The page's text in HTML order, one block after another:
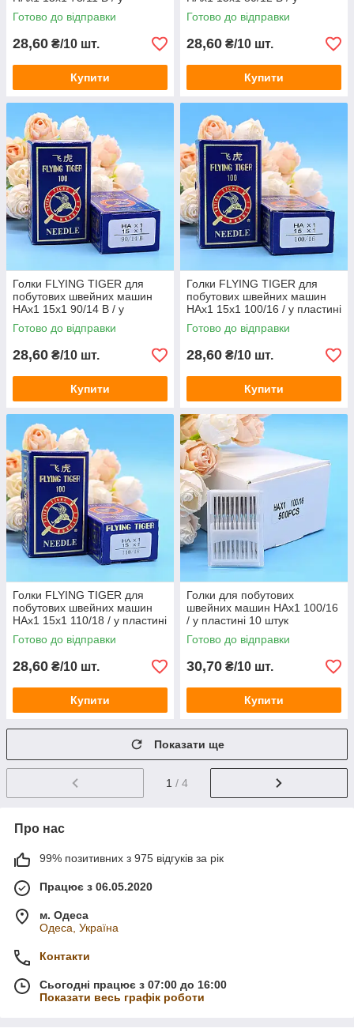
пластині 10 штук
Готово до відправки
28,60 ₴/10 шт.
Купити
пластині 10 штук
Готово до відправки
28,60 ₴/10 шт.
Купити
Голки FLYING TIGER для
побутових швейних машин
HAx1 15x1 90/14 B / у
пластині 10 штук
Готово до відправки
28,60 ₴/10 шт.
Купити
Голки FLYING TIGER для
побутових швейних машин
HAx1 15x1 100/16 / у пластині
10 штук
Готово до відправки
28,60 ₴/10 шт.
Купити
Голки FLYING TIGER для
побутових швейних машин
HAx1 15x1 110/18 / у пластині
10 штук
Готово до відправки
28,60 ₴/10 шт.
Купити
Голки для побутових
швейних машин HAx1 100/16
/ у пластині 10 штук
Готово до відправки
30,70 ₴/10 шт.
Купити
Показати ще
1 / 4
Про нас
99% позитивних з 975 відгуків за рік
Працює з 06.05.2020
м. Одеса
Одеса, Україна
Контакти
Сьогодні працює з 07:00 до 16:00
Показати весь графік роботи